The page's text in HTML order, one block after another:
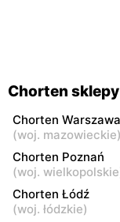
Chorten
Warszawa, ul.
Żymirskiego 7/168u
Warszawa, ul.
6/18
Chorten
Chorten
Chorten Warszawa
(woj. mazowieckie)
Chorten Poznań
(woj. wielkopolskie
Chorten Łódź
(woj. łódzkie)